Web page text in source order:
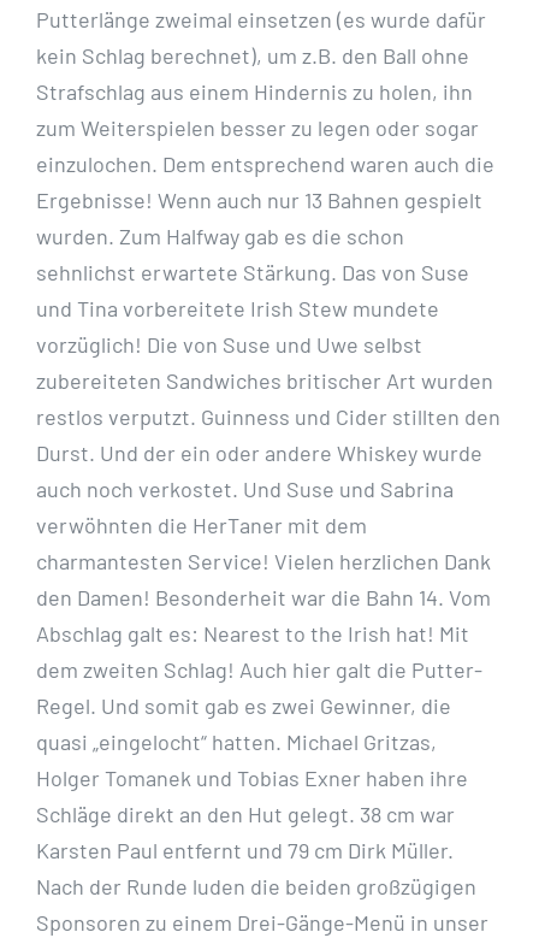
Putterlänge zweimal einsetzen (es wurde dafür
kein Schlag berechnet), um z.B. den Ball ohne
Strafschlag aus einem Hindernis zu holen, ihn
zum Weiterspielen besser zu legen oder sogar
einzulochen. Dem entsprechend waren auch die
Ergebnisse! Wenn auch nur 13 Bahnen gespielt
wurden. Zum Halfway gab es die schon
sehnlichst erwartete Stärkung. Das von Suse
und Tina vorbereitete Irish Stew mundete
vorzüglich! Die von Suse und Uwe selbst
zubereiteten Sandwiches britischer Art wurden
restlos verputzt. Guinness und Cider stillten den
Durst. Und der ein oder andere Whiskey wurde
auch noch verkostet. Und Suse und Sabrina
verwöhnten die HerTaner mit dem
charmantesten Service! Vielen herzlichen Dank
den Damen! Besonderheit war die Bahn 14. Vom
Abschlag galt es: Nearest to the Irish hat! Mit
dem zweiten Schlag! Auch hier galt die Putter-
Regel. Und somit gab es zwei Gewinner, die
quasi „eingelocht“ hatten. Michael Gritzas,
Holger Tomanek und Tobias Exner haben ihre
Schläge direkt an den Hut gelegt. 38 cm war
Karsten Paul entfernt und 79 cm Dirk Müller.
Nach der Runde luden die beiden großzügigen
Sponsoren zu einem Drei-Gänge-Menü in unser